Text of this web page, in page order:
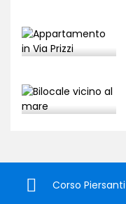
Corso